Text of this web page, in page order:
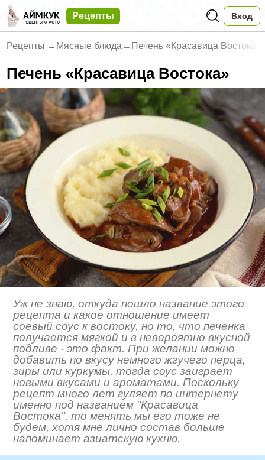
Рецепты Вход
Рецепты → Мясные блюда → Печень «Красавица Востока»
Печень «Красавица Востока»
Уж не знаю, откуда пошло название этого
рецепта и какое отношение имеет
соевый соус к востоку, но то, что печенка
получается мягкой и в невероятно вкусной
подливе - это факт. При желании можно
добавить по вкусу немного жгучего перца,
зиры или куркумы, тогда соус заиграет
новыми вкусами и ароматами. Поскольку
рецепт много лет гуляет по интернету
именно под названием "Красавица
Востока", то менять мы его тоже не
будем, хотя мне лично состав больше
напоминает азиатскую кухню.